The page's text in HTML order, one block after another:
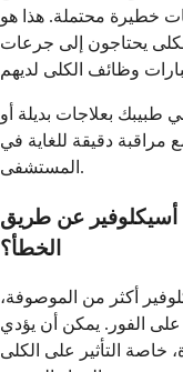
خطيرة محتملة. هذا هو
يحتاجون إلى جرعات
بعلاجات بديلة أو
مراقبة دقيقة للغاية في
المستشفى.
أسيكلوفير عن طريق
الخطأ؟
أكثر من الموصوفة،
الفور. يمكن أن يؤدي
خاصة التأثير على الكلى